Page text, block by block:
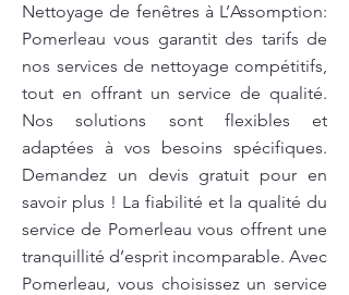
Nettoyage de fenêtres à L’Assomption:
Pomerleau vous garantit des tarifs de
nos services de nettoyage compétitifs,
tout en offrant un service de qualité.
Nos solutions sont flexibles et
adaptées à vos besoins spécifiques.
Demandez un devis gratuit pour en
savoir plus ! La fiabilité et la qualité du
service de Pomerleau vous offrent une
tranquillité d’esprit incomparable. Avec
Pomerleau, vous choisissez un service